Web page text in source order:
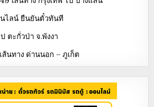
ไลน์ ยืนยันตั๋วทันที
ตะกั่วป่า จ.พังงา
นทาง ด่านนอก – ภูเก็ต